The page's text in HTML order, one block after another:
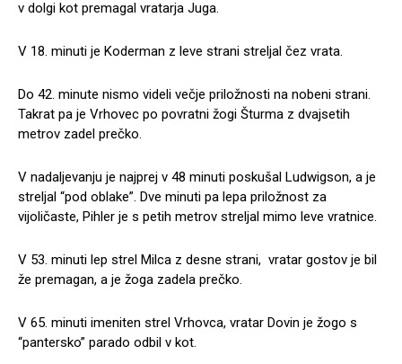
v dolgi kot premagal vratarja Juga.
V 18. minuti je Koderman z leve strani streljal čez vrata.
Do 42. minute nismo videli večje priložnosti na nobeni strani.
Takrat pa je Vrhovec po povratni žogi Šturma z dvajsetih
metrov zadel prečko.
V nadaljevanju je najprej v 48 minuti poskušal Ludwigson, a je
streljal “pod oblake”. Dve minuti pa lepa priložnost za
vijoličaste, Pihler je s petih metrov streljal mimo leve vratnice.
V 53. minuti lep strel Milca z desne strani, vratar gostov je bil
že premagan, a je žoga zadela prečko.
V 65. minuti imeniten strel Vrhovca, vratar Dovin je žogo s
“pantersko” parado odbil v kot.